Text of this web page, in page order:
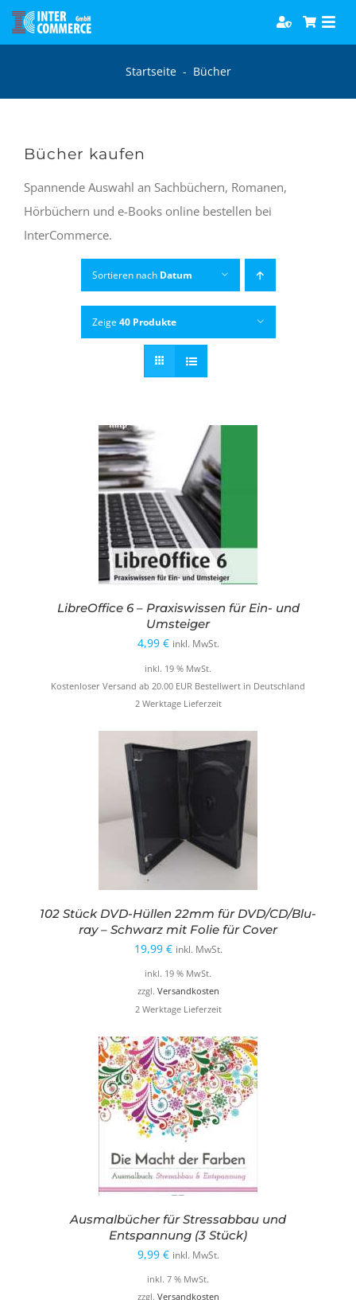
Zum
Inhalt
Hörbücher
Startseite- Bücher
Bücher kaufen
Spannende Auswahl an Sachbüchern, Romanen,
Hörbüchern und e-Books online bestellen bei
InterCommerce.
Sortieren nach Datum
Zeige 40 Produkte
LibreOffice 6 – Praxiswissen für Ein- und
Umsteiger
4,99 € inkl. MwSt.
inkl. 19 % MwSt.
Kostenloser Versand ab 20.00 EUR Bestellwert in Deutschland
2 Werktage Lieferzeit
102 Stück DVD-Hüllen 22mm für DVD/CD/Blu-
ray – Schwarz mit Folie für Cover
19,99 € inkl. MwSt.
inkl. 19 % MwSt.
zzgl. Versandkosten
2 Werktage Lieferzeit
Ausmalbücher für Stressabbau und
Entspannung (3 Stück)
9,99 € inkl. MwSt.
inkl. 7 % MwSt.
zzgl. Versandkosten